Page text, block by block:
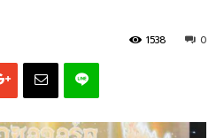
0
1538